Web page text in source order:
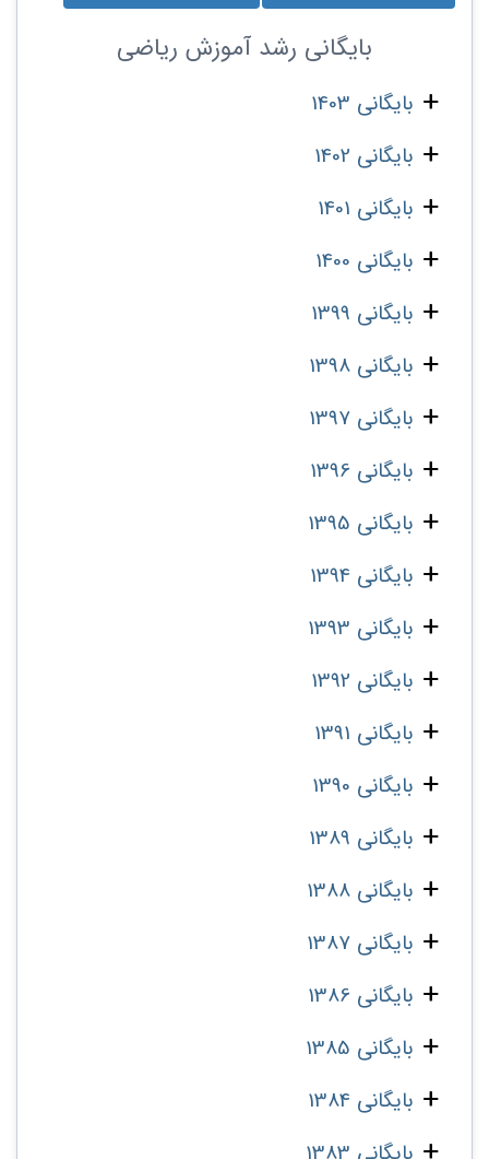
بایگانی رشد آموزش ریاضی
بایگانی 1403
بایگانی 1402
بایگانی 1401
بایگانی 1400
بایگانی 1399
بایگانی 1398
بایگانی 1397
بایگانی 1396
بایگانی 1395
بایگانی 1394
بایگانی 1393
بایگانی 1392
بایگانی 1391
بایگانی 1390
بایگانی 1389
بایگانی 1388
بایگانی 1387
بایگانی 1386
بایگانی 1385
بایگانی 1384